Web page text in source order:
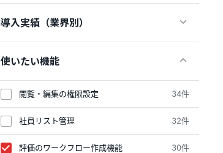
導入実績（業界別）
使いたい機能
閲覧・編集の権限設定 34件
社員リスト管理 32件
評価のワークフロー作成機能 30件